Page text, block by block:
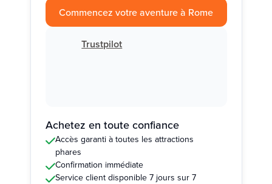
Commencez votre aventure à Rome
Trustpilot
Achetez en toute confiance
Accès garanti à toutes les attractions
phares
Confirmation immédiate
Service client disponible 7 jours sur 7